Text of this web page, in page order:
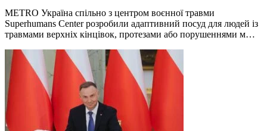
METRO Україна спільно з центром воєнної травми
Superhumans Center розробили адаптивний посуд для людей із
травмами верхніх кінцівок, протезами або порушеннями м…